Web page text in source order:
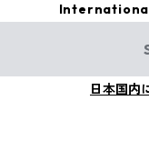
日本国内